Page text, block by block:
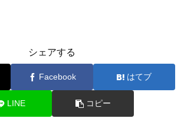
シェアする
Facebook はてブ
LINE コピー